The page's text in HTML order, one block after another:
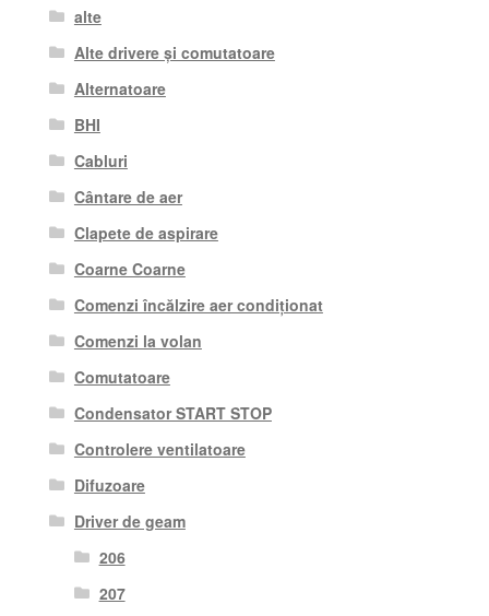
alte
Alte drivere și comutatoare
Alternatoare
BHI
Cabluri
Cântare de aer
Clapete de aspirare
Coarne Coarne
Comenzi încălzire aer condiționat
Comenzi la volan
Comutatoare
Condensator START STOP
Controlere ventilatoare
Difuzoare
Driver de geam
206
207